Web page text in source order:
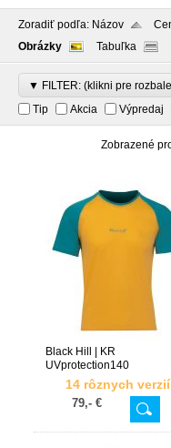
Zoradiť podľa: Názov
Obrázky
Tabuľka
▼ FILTER: (klikni pre
Tip
Akcia Výpredaj
Zobrazené
Black Hill | KR
UVprotection140
14 rôznych verzií
79,- €